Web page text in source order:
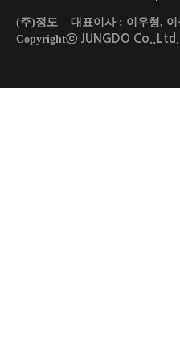
(주)정도 대표이사 : 이우형, 이
Copyrightⓒ JUNGDO Co.,Ltd.